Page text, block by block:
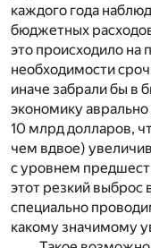
каждого года
бюджетных
это происходило на
необходимости
иначе забрали бы в
экономику
10 млрд долларов,
чем вдвое)
с уровнем
этот резкий выброс
специально
какому значимому